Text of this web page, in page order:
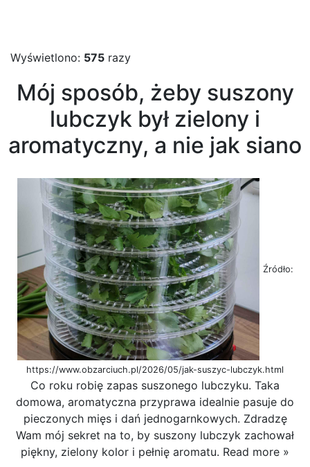
Wyświetlono: 575 razy
Mój sposób, żeby suszony
lubczyk był zielony i
aromatyczny, a nie jak siano
Źródło:
https://www.obzarciuch.pl/2026/05/jak-suszyc-lubczyk.html
Co roku robię zapas suszonego lubczyku. Taka
domowa, aromatyczna przyprawa idealnie pasuje do
pieczonych mięs i dań jednogarnkowych. Zdradzę
Wam mój sekret na to, by suszony lubczyk zachował
piękny, zielony kolor i pełnię aromatu. Read more »